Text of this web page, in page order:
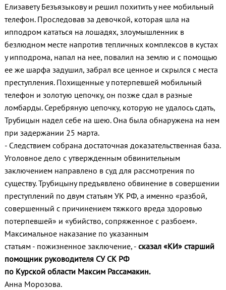
Елизавету Безъязыкову и решил похитить у нее мобильный
телефон. Проследовав за девочкой, которая шла на
ипподром кататься на лошадях, злоумышленник в
безлюдном месте напротив тепличных комплексов в кустах
у ипподрома, напал на нее, повалил на землю и с помощью
ее же шарфа задушил, забрал все ценное и скрылся с места
преступления. Похищенные у потерпевшей мобильный
телефон и золотую цепочку, он позже сдал в разные
ломбарды. Серебряную цепочку, которую не удалось сдать,
Трубицын надел себе на шею. Она была обнаружена на нем
при задержании 25 марта.
- Следствием собрана достаточная доказательственная база.
Уголовное дело с утвержденным обвинительным
заключением направлено в суд для рассмотрения по
существу. Трубицыну предъявлено обвинение в совершении
преступлений по двум статьям УК РФ, а именно «разбой,
совершенный с причинением тяжкого вреда здоровью
потерпевшей» и «убийство, сопряженное с разбоем».
Максимальное наказание по указанным
статьям - пожизненное заключение, - сказал «КИ» старший
помощник руководителя СУ СК РФ
по Курской области Максим Рассамакин.
Анна Морозова.